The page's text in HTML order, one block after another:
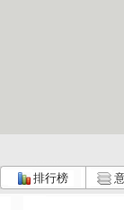
排行榜